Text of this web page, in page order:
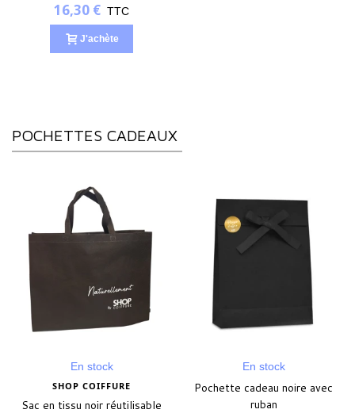
16,30 € TTC
J'achète
POCHETTES CADEAUX
En stock
SHOP COIFFURE
Sac en tissu noir réutilisable
En stock
Pochette cadeau noire avec
ruban